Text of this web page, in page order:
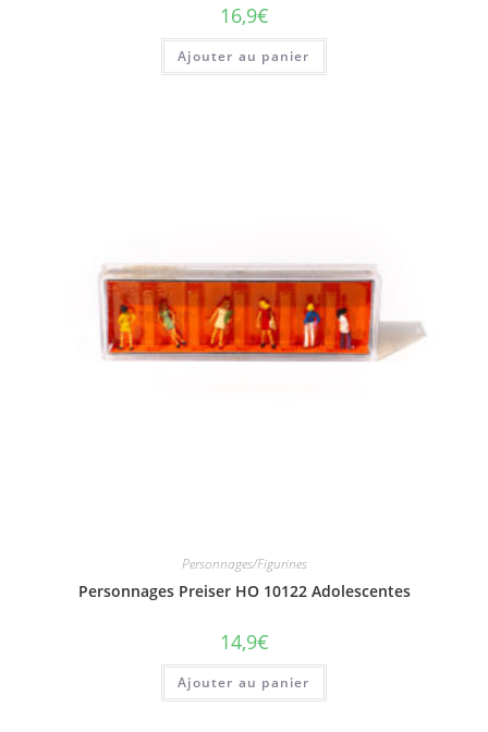
16,9€
Ajouter au panier
Personnages/Figurines
Personnages Preiser HO 10122 Adolescentes
14,9€
Ajouter au panier